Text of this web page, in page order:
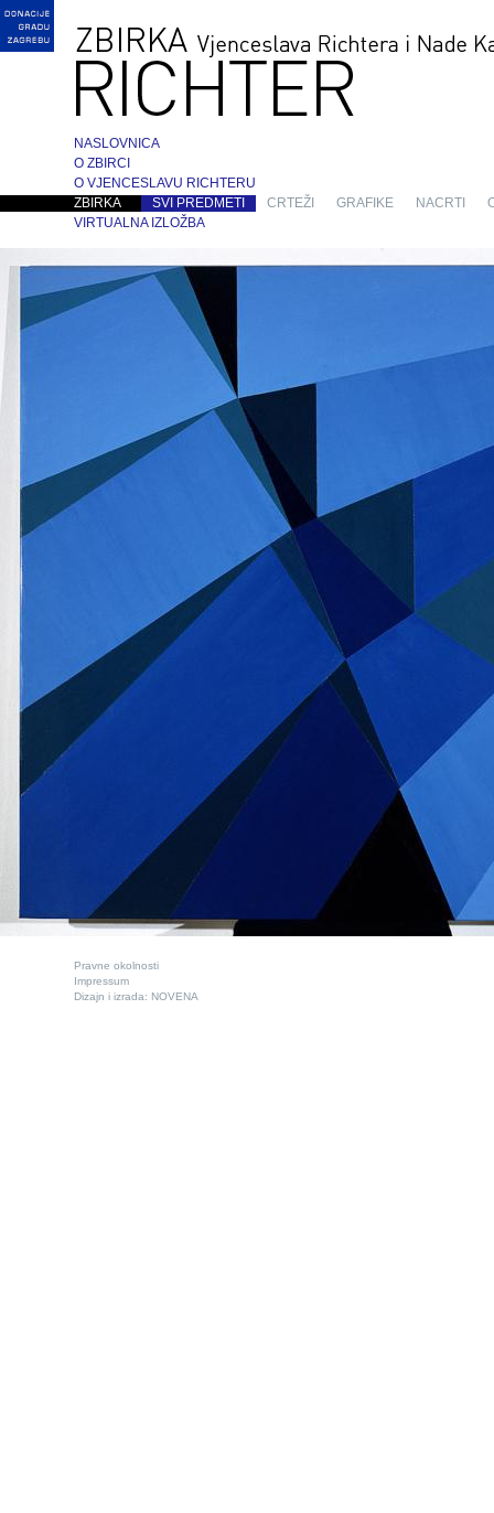
NASLOVNICA
O ZBIRCI
O VJENCESLAVU RICHTERU
ZBIRKA
SVI PREDMETI CRTEŽI GRAFIKE NACRTI
VIRTUALNA IZLOŽBA
Pravne okolnosti
Impressum
Dizajn i izrada: NOVENA